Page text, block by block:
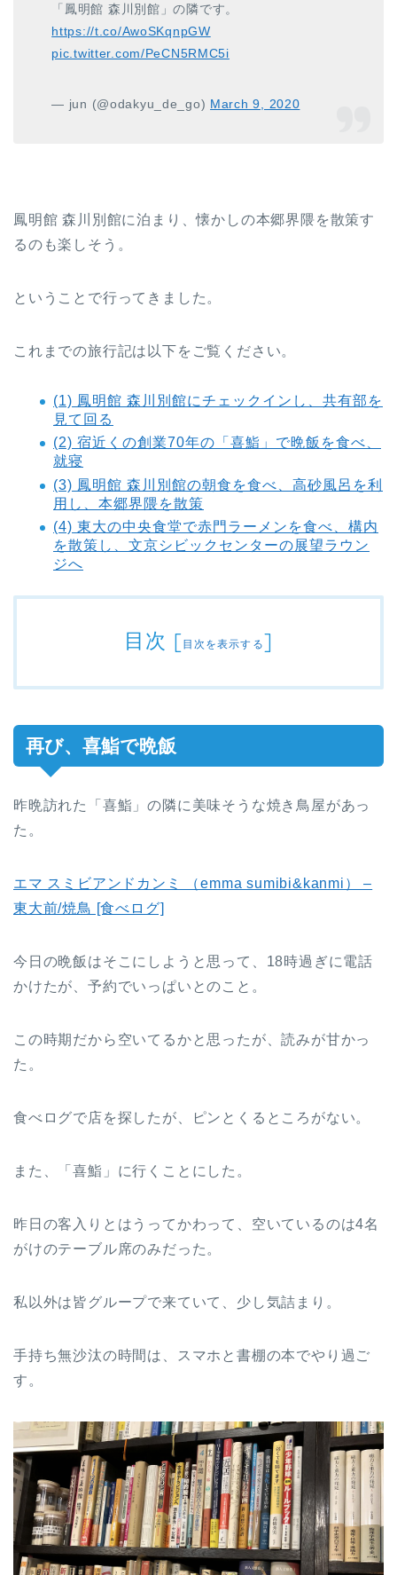
「鳳明館 森川別館」の隣です。
https://t.co/AwoSKqnpGW
pic.twitter.com/PeCN5RMC5i
— jun (@odakyu_de_go) March 9, 2020
鳳明館 森川別館に泊まり、懐かしの本郷界隈を散策す
るのも楽しそう。
ということで行ってきました。
これまでの旅行記は以下をご覧ください。
(1) 鳳明館 森川別館にチェックインし、共有部を
見て回る
(2) 宿近くの創業70年の「喜鮨」で晩飯を食べ、
就寝
(3) 鳳明館 森川別館の朝食を食べ、高砂風呂を利
用し、本郷界隈を散策
(4) 東大の中央食堂で赤門ラーメンを食べ、構内
を散策し、文京シビックセンターの展望ラウン
ジへ
目次 [目次を表示する]
再び、喜鮨で晩飯
昨晩訪れた「喜鮨」の隣に美味そうな焼き鳥屋があっ
た。
エマ スミビアンドカンミ （emma sumibi&kanmi） –
東大前/焼鳥 [食べログ]
今日の晩飯はそこにしようと思って、18時過ぎに電話
かけたが、予約でいっぱいとのこと。
この時期だから空いてるかと思ったが、読みが甘かっ
た。
食べログで店を探したが、ピンとくるところがない。
また、「喜鮨」に行くことにした。
昨日の客入りとはうってかわって、空いているのは4名
がけのテーブル席のみだった。
私以外は皆グループで来ていて、少し気詰まり。
手持ち無沙汰の時間は、スマホと書棚の本でやり過ご
す。